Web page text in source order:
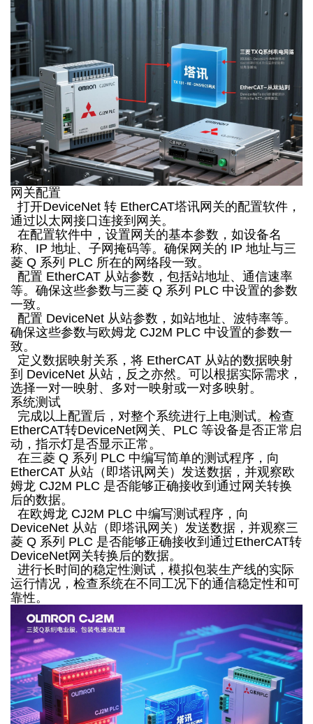
网关配置
打开DeviceNet 转 EtherCAT塔讯网关的配置软件，
通过以太网接口连接到网关。
在配置软件中，设置网关的基本参数，如设备名
称、IP 地址、子网掩码等。确保网关的 IP 地址与三
菱 Q 系列 PLC 所在的网络段一致。
配置 EtherCAT 从站参数，包括站地址、通信速率
等。确保这些参数与三菱 Q 系列 PLC 中设置的参数
一致。
配置 DeviceNet 从站参数，如站地址、波特率等。
确保这些参数与欧姆龙 CJ2M PLC 中设置的参数一
致。
定义数据映射关系，将 EtherCAT 从站的数据映射
到 DeviceNet 从站，反之亦然。可以根据实际需求，
选择一对一映射、多对一映射或一对多映射。
系统测试
完成以上配置后，对整个系统进行上电测试。检查
EtherCAT转DeviceNet网关、PLC 等设备是否正常启
动，指示灯是否显示正常。
在三菱 Q 系列 PLC 中编写简单的测试程序，向
EtherCAT 从站（即塔讯网关）发送数据，并观察欧
姆龙 CJ2M PLC 是否能够正确接收到通过网关转换
后的数据。
在欧姆龙 CJ2M PLC 中编写测试程序，向
DeviceNet 从站（即塔讯网关）发送数据，并观察三
菱 Q 系列 PLC 是否能够正确接收到通过EtherCAT转
DeviceNet网关转换后的数据。
进行长时间的稳定性测试，模拟包装生产线的实际
运行情况，检查系统在不同工况下的通信稳定性和可
靠性。